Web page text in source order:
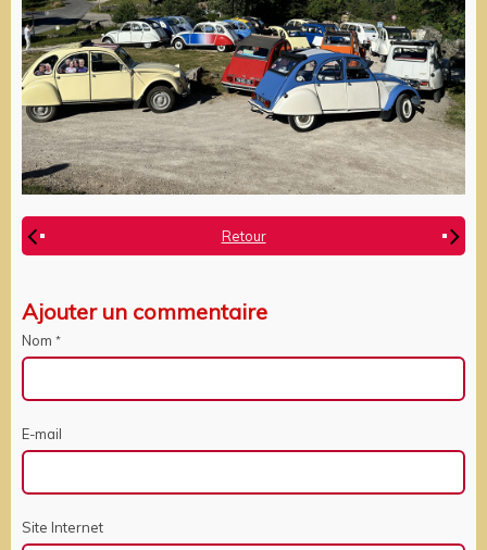
Retour
Ajouter un commentaire
Nom
E-mail
Site Internet